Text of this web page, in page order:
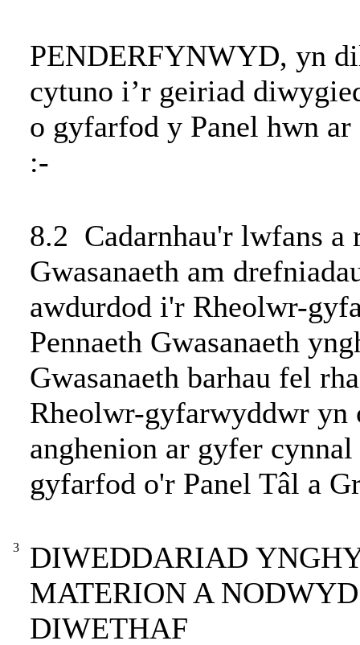
PENDERFYNWYD, yn
cytuno i’r geiriad
o gyfarfod y Panel hwn
:-
8.2 Cadarnhau'r lwfans a
Gwasanaeth am
awdurdod i'r Rheolwr-
Pennaeth Gwasanaeth
Gwasanaeth barhau fel
Rheolwr-gyfarwyddwr
anghenion ar gyfer
gyfarfod o'r Panel Tâl a
3
DIWEDDARIAD
MATERION A
DIWETHAF